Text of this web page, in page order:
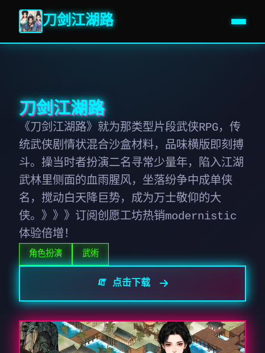
刀剑江湖路
刀剑江湖路
《刀剑江湖路》就为那类型片段武侠RPG，传
统武侠剧情状混合沙盒材料，品味横版即刻搏
斗。操当时者扮演二名寻常少量年，陷入江湖
武林里侧面的血雨腥风，坐落纷争中成单侠
名，搅动白天降巨势，成为万士敬仰的大
侠。》》》订阅创愿工坊热销modernistic
体验倍增！
角色扮演 武術
🧯 点击下载